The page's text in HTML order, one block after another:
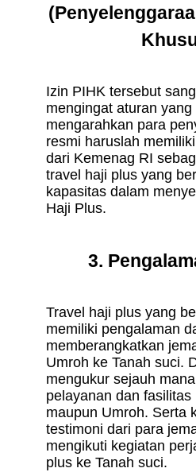
Izin PIHK tersebut
mengingat aturan yang
mengarahkan para
resmi haruslah
dari Kemenag RI
travel haji plus yang
kapasitas dalam
Haji Plus.
3.
Travel haji plus yang
memiliki pengalaman
memberangkatkan
Umroh ke Tanah suci.
mengukur sejauh
pelayanan dan
maupun Umroh. Serta
testimoni dari para
mengikuti kegiatan
plus ke Tanah suci.